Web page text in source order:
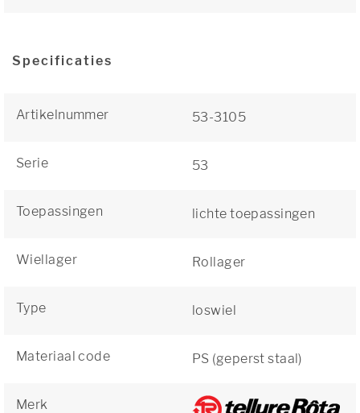
Specificaties
Artikelnummer 53-3105
Serie 53
Toepassingen lichte toepassingen
Wiellager Rollager
Type loswiel
Materiaal code PS (geperst staal)
Merk